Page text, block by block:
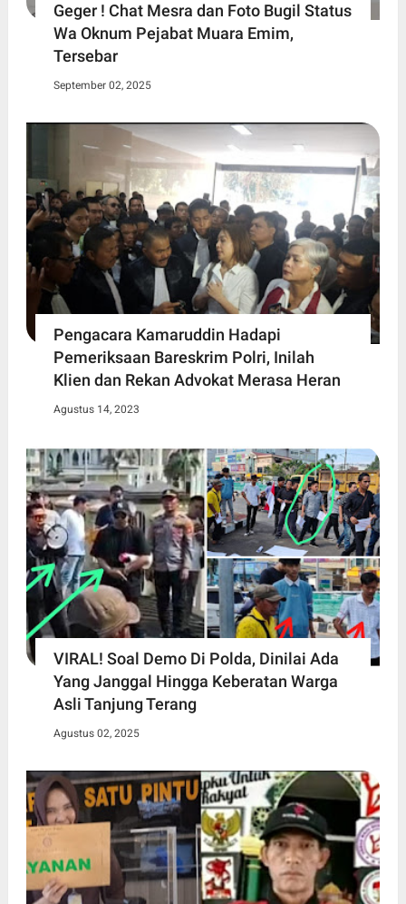
Geger ! Chat Mesra dan Foto Bugil Status
Wa Oknum Pejabat Muara Emim,
Tersebar
September 02, 2025
Pengacara Kamaruddin Hadapi
Pemeriksaan Bareskrim Polri, Inilah
Klien dan Rekan Advokat Merasa Heran
Agustus 14, 2023
VIRAL! Soal Demo Di Polda, Dinilai Ada
Yang Janggal Hingga Keberatan Warga
Asli Tanjung Terang
Agustus 02, 2025